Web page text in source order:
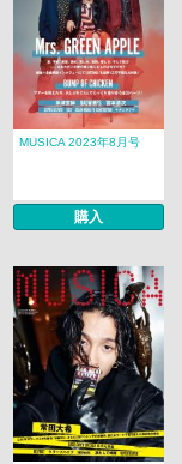
MUSICA 2023年8月号
購入